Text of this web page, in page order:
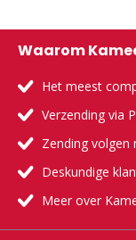
Waarom
Het meest
Verzending via
Zending volgen
Deskundige
Meer over